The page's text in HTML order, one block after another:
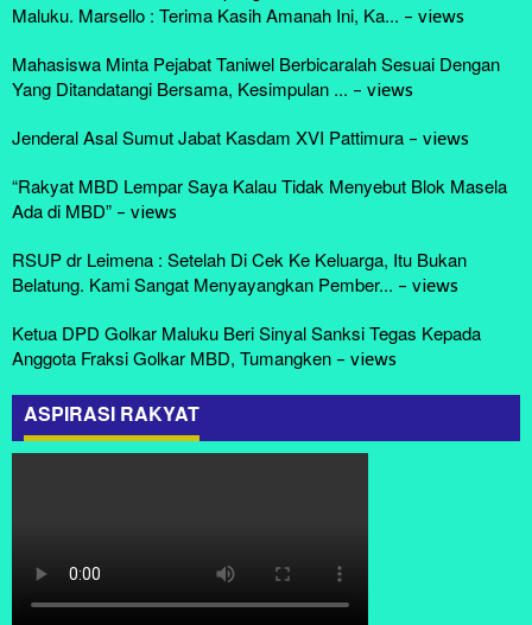
Maluku. Marsello : Terima Kasih Amanah Ini, Ka... - views
Mahasiswa Minta Pejabat Taniwel Berbicaralah Sesuai Dengan
Yang Ditandatangi Bersama, Kesimpulan ... - views
Jenderal Asal Sumut Jabat Kasdam XVI Pattimura - views
“Rakyat MBD Lempar Saya Kalau Tidak Menyebut Blok Masela
Ada di MBD” - views
RSUP dr Leimena : Setelah Di Cek Ke Keluarga, Itu Bukan
Belatung. Kami Sangat Menyayangkan Pember... - views
Ketua DPD Golkar Maluku Beri Sinyal Sanksi Tegas Kepada
Anggota Fraksi Golkar MBD, Tumangken - views
ASPIRASI RAKYAT